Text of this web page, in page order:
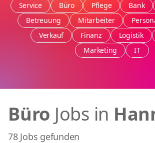
Service Büro Pflege Bank
Betreuung
Mitarbeiter
Verkauf
Finanz Logistik
Marketing
IT
Büro Jobs in
78 Jobs gefunden